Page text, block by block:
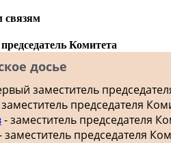
связям
Комитета
досье
заместитель
председателя
- заместитель председателя
заместитель председателя